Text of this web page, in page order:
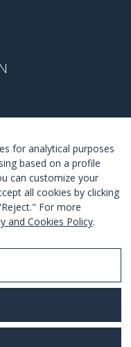
LIITY
for analytical purposes
based on a profile
can customize your
all cookies by clicking
For more
and Cookies Policy.
Policy
of Use